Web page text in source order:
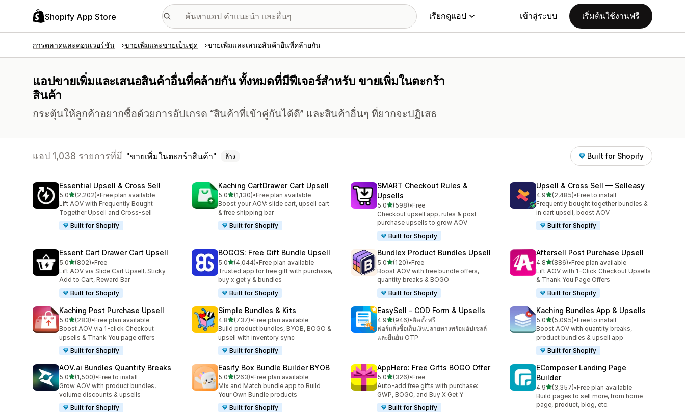
Shopify App Store เรียกดูแอป เข้าสู่ระบบ เริ่มต้นใช้งานฟรี
การตลาดและคอนเวอร์ชัน ขายเพิ่มและขายเป็นชุด ขายเพิ่มและเสนอสินค้าอื่นที่คล้ายกัน
แอปขายเพิ่มและเสนอสินค้าอื่นที่คล้ายกัน ทั้งหมดที่มีฟีเจอร์สำหรับ ขายเพิ่มในตะกร้า
สินค้า
กระตุ้นให้ลูกค้าอยากซื้อด้วยการอัปเกรด “สินค้าที่เข้าคู่กันได้ดี” และสินค้าอื่นๆ ที่ยากจะปฏิเสธ
แอป 1,038 รายการที่มี ขายเพิ่มในตะกร้าสินค้า ล้าง Built for Shopify
Essential Upsell & Cross Sell
5.0เต็ม 5 ดาว
(2,202)
ทั้งหมด 2202 รีวิว
•Free plan available
Lift AOV with Frequently Bought
Together Upsell and Cross-sell
Built for Shopify
Kaching CartDrawer Cart Upsell
5.0เต็ม 5 ดาว
(1,130)
ทั้งหมด 1130 รีวิว
•Free plan available
Boost your AOV: slide cart, upsell cart
& free shipping bar
Built for Shopify
SMART Checkout Rules &
Upsells
5.0เต็ม 5 ดาว
(598)
ทั้งหมด 598 รีวิว
•Free
Checkout upsell app, rules & post
purchase upsells to grow AOV
Built for Shopify
Upsell & Cross Sell — Selleasy
4.9เต็ม 5 ดาว
(2,485)
ทั้งหมด 2485 รีวิว
•Free to install
Frequently bought together bundles &
in cart upsell, boost AOV
Built for Shopify
Essent Cart Drawer Cart Upsell
5.0เต็ม 5 ดาว
(802)
ทั้งหมด 802 รีวิว
•Free
Lift AOV via Slide Cart Upsell, Sticky
Add to Cart, Reward Bar
Built for Shopify
BOGOS: Free Gift Bundle Upsell
5.0เต็ม 5 ดาว
(4,044)
ทั้งหมด 4044 รีวิว
•Free plan available
Trusted app for free gift with purchase,
buy x get y & bundles
Built for Shopify
Bundlex Product Bundles Upsell
5.0เต็ม 5 ดาว
(120)
ทั้งหมด 120 รีวิว
•Free
Boost AOV with free bundle offers,
quantity breaks & BOGO
Built for Shopify
Aftersell Post Purchase Upsell
4.8เต็ม 5 ดาว
(886)
ทั้งหมด 886 รีวิว
•Free plan available
Lift AOV with 1-Click Checkout Upsells
& Thank You Page Offers
Built for Shopify
Kaching Post Purchase Upsell
5.0เต็ม 5 ดาว
(283)
ทั้งหมด 283 รีวิว
•Free plan available
Boost AOV via 1-click Checkout
upsells & Thank You page offers
Built for Shopify
Simple Bundles & Kits
4.8เต็ม 5 ดาว
(737)
ทั้งหมด 737 รีวิว
•Free plan available
Build product bundles, BYOB, BOGO &
upsell with inventory sync
Built for Shopify
EasySell ‑ COD Form & Upsells
4.9เต็ม 5 ดาว
(946)
ทั้งหมด 946 รีวิว
•ติดตั้งฟรี
ฟอร์มสั่งซื้อเก็บเงินปลายทางพร้อมอัปเซลล์
และยืนยัน OTP
Kaching Bundles App & Upsells
5.0เต็ม 5 ดาว
(5,095)
ทั้งหมด 5095 รีวิว
•Free to install
Boost AOV with quantity breaks,
product bundles & upsell app
Built for Shopify
AOV.ai Bundles Quantity Breaks
5.0เต็ม 5 ดาว
(1,500)
ทั้งหมด 1500 รีวิว
•Free to install
Grow AOV with product bundles,
volume discounts & upsells
Built for Shopify
Easify Box Bundle Builder BYOB
5.0เต็ม 5 ดาว
(263)
ทั้งหมด 263 รีวิว
•Free plan available
Mix and Match bundle app to Build
Your Own Bundle products
Built for Shopify
AppHero: Free Gifts BOGO Offer
5.0เต็ม 5 ดาว
(326)
ทั้งหมด 326 รีวิว
•Free
Auto-add free gifts with purchase:
GWP, BOGO, and Buy X Get Y
Built for Shopify
EComposer Landing Page
Builder
4.9เต็ม 5 ดาว
(3,357)
ทั้งหมด 3357 รีวิว
•Free plan available
Build pages to sell more, from home
page, product, blog, etc.